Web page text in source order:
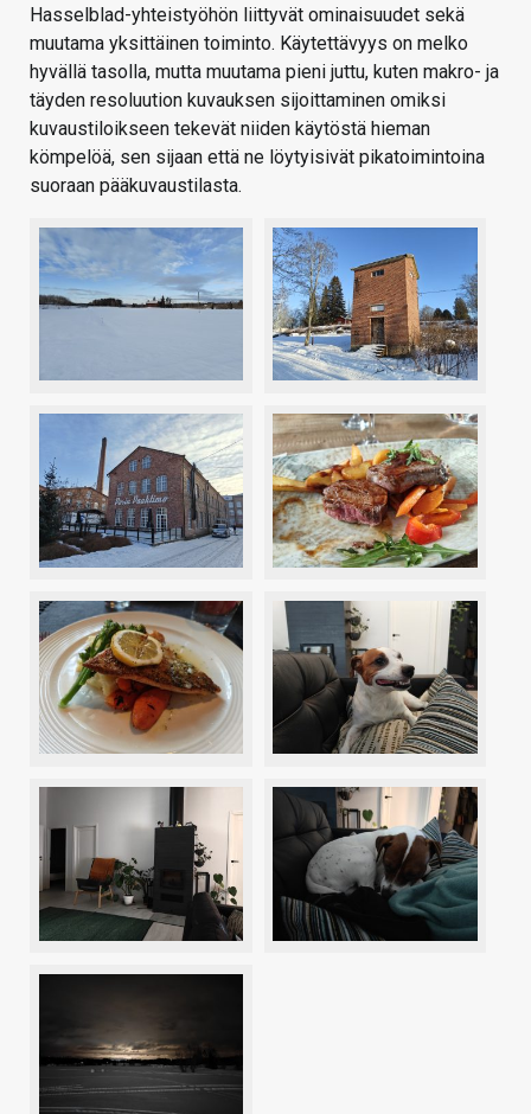
Hasselblad-yhteistyöhön liittyvät ominaisuudet sekä
muutama yksittäinen toiminto. Käytettävyys on melko
hyvällä tasolla, mutta muutama pieni juttu, kuten makro- ja
täyden resoluution kuvauksen sijoittaminen omiksi
kuvaustiloikseen tekevät niiden käytöstä hieman
kömpelöä, sen sijaan että ne löytyisivät pikatoimintoina
suoraan pääkuvaustilasta.